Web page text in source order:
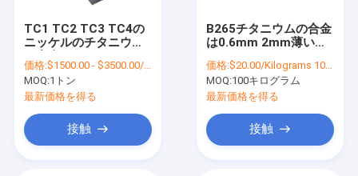
TC1 TC2 TC3 TC4の
ニッケルのチタニウム
6000mmの長さ
価格:$1500.00 - $3500.00/Ton
MOQ:1トン
最新価格を得る
接触
B265チタニウムの合金
は0.6mm 2mm薄いチ
2Bをめっきする
価格:$20.00/Kilograms 100-999 Kilograms
MOQ:100キログラム
最新価格を得る
接触